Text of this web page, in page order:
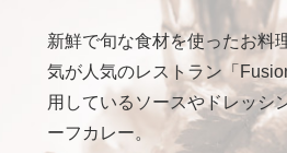
新鮮で旬な食材を使ったお料
気が人気のレストラン「
用しているソースやドレッシ
ーフカレー。